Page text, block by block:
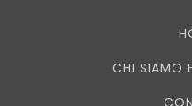
CHI SIAMO